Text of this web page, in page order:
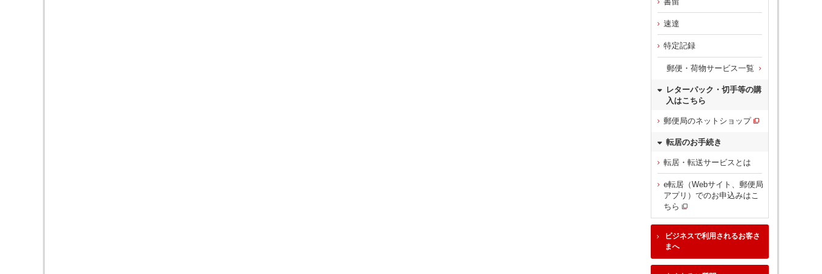
速達
特定記録
郵便・荷物サービス一覧
レターパック・切手等の購
入はこちら
郵便局のネットショップ
転居のお手続き
転居・転送サービスとは
e転居（Webサイト、郵便局
アプリ）でのお申込みはこ
ちら
ビジネスで利用されるお客さ
まへ